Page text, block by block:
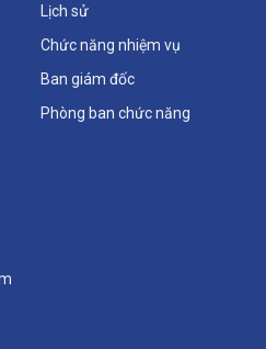
Lịch sử
Chức năng nhiệm vụ
Ban giám đốc
Phòng ban chức năng